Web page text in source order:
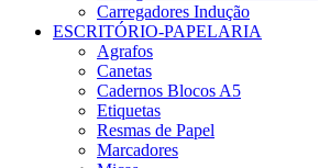
Carregadores Indução
ESCRITÓRIO-PAPELARIA
Agrafos
Canetas
Cadernos Blocos A5
Etiquetas
Resmas de Papel
Marcadores